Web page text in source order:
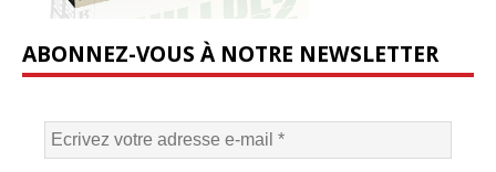
ABONNEZ-VOUS À NOTRE NEWSLETTER